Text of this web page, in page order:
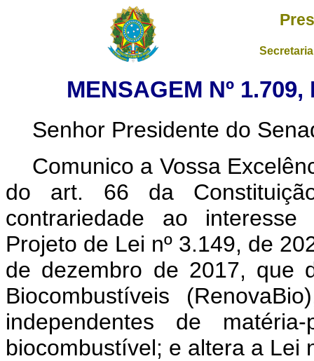
MENSAGEM Nº
Senhor Presidente do
Comunico a Vossa
do art. 66 da
contrariedade ao interesse
Projeto de Lei nº 3.149, de
de dezembro de 2017, que
Biocombustíveis
independentes de
biocombustível; e altera a Lei